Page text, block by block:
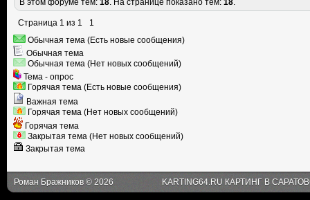
В этом форуме тем: 18. На странице показано тем: 18.
Страница 1 из 1
1
Обычная тема (Есть новые сообщения)
Обычная тема
Обычная тема (Нет новых сообщений)
Тема - опрос
Горячая тема (Есть новые сообщения)
Важная тема
Горячая тема (Нет новых сообщений)
Горячая тема
Закрытая тема (Нет новых сообщений)
Закрытая тема
Роман Бражников © 2026 KARTING64.RU КАРТИНГ В